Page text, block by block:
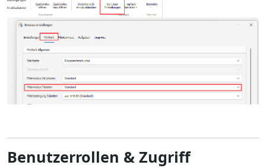
Benutzerrollen & Zugriff